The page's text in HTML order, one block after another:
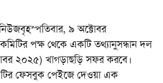
নিউজবৃহস্পতিবার, ৯ অক্টোবর
পক্ষ থেকে একটি তথ্যানুসন্ধান দল
২০২৫) খাগড়াছড়ি সফর করবে।
ফেসবুক পেইজে দেওয়া এক